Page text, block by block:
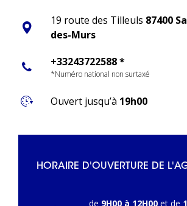
19 route des Tilleuls 87400
des-Murs
+33243722588 *
*Numéro national non surtaxé
Ouvert jusqu’à 19h00
HORAIRE D'OUVERTURE DE
de 9H00 à 12H00 et de